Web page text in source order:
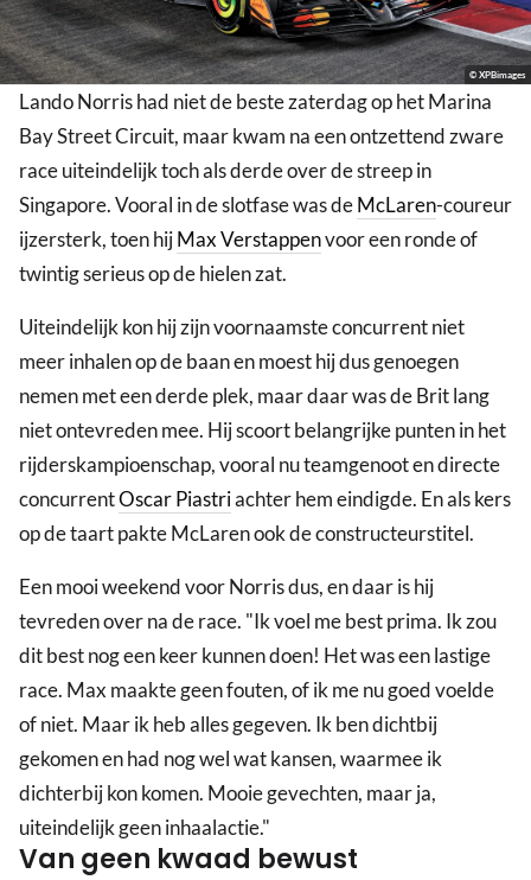
© XPBimages
Lando Norris had niet de beste zaterdag op het Marina
Bay Street Circuit, maar kwam na een ontzettend zware
race uiteindelijk toch als derde over de streep in
Singapore. Vooral in de slotfase was deMcLaren-coureur
ijzersterk, toen hijMax Verstappenvoor een ronde of
twintig serieus op de hielen zat.
Uiteindelijk kon hij zijn voornaamste concurrent niet
meer inhalen op de baan en moest hij dus genoegen
nemen met een derde plek, maar daar was de Brit lang
niet ontevreden mee. Hij scoort belangrijke punten in het
rijderskampioenschap, vooral nu teamgenoot en directe
concurrentOscar Piastriachter hem eindigde. En als kers
op de taart pakte McLaren ook de constructeurstitel.
Een mooi weekend voor Norris dus, en daar is hij
tevreden over na de race. "Ik voel me best prima. Ik zou
dit best nog een keer kunnen doen! Het was een lastige
race. Max maakte geen fouten, of ik me nu goed voelde
of niet. Maar ik heb alles gegeven. Ik ben dichtbij
gekomen en had nog wel wat kansen, waarmee ik
dichterbij kon komen. Mooie gevechten, maar ja,
uiteindelijk geen inhaalactie."
Van geen kwaad bewust